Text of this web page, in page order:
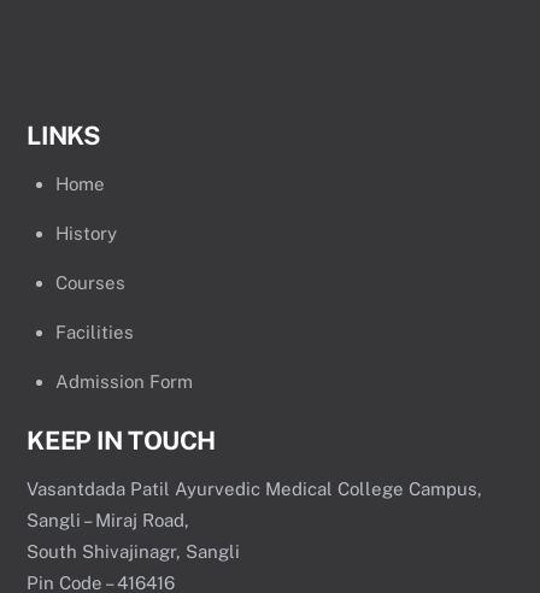
LINKS
Home
History
Courses
Facilities
Admission Form
KEEP IN TOUCH
Vasantdada Patil Ayurvedic Medical College Campus,
Sangli – Miraj Road,
South Shivajinagr, Sangli
Pin Code – 416416